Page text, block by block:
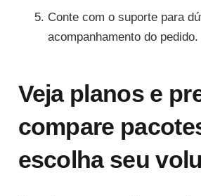
Conte com o suporte para
acompanhamento do pedido.
Veja planos e
compare
escolha seu